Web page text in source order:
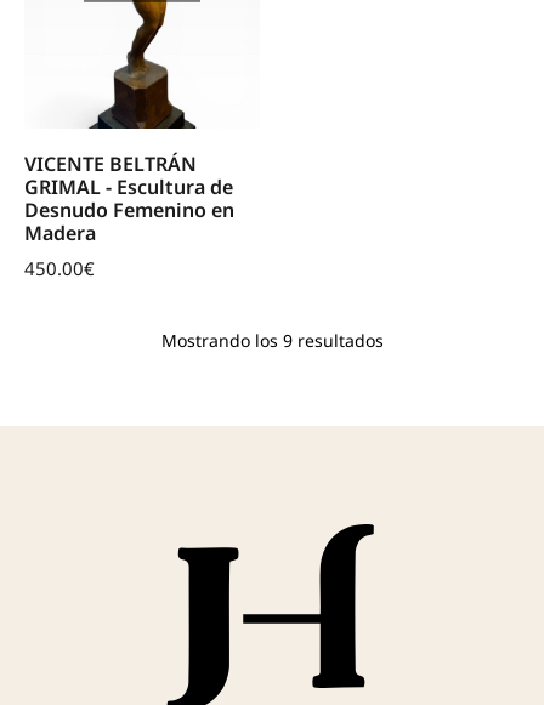
VICENTE BELTRÁN
GRIMAL - Escultura de
Desnudo Femenino en
Madera
450.00€
Mostrando los 9 resultados